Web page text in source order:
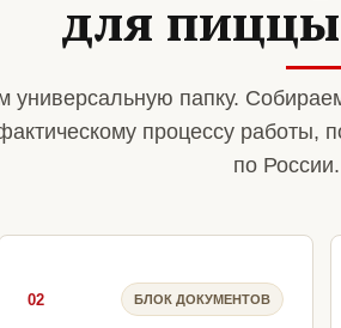
для
универсальную папку.
процессу работы,
по России.
02 БЛОК ДОКУМЕНТОВ